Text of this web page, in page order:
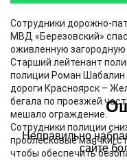
Сотрудники дорожно-
МВД «Березовский»
оживленную загородную
Старший лейтенант
полиции Роман Шабалин
дороги Красноярск –
бегала по проезжей
мешало ограждение.
Сотрудники полиции
проблесковые маячки,
чтобы обеспечить